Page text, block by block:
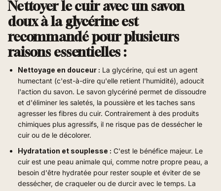
Nettoyer le cuir avec un savon
doux à la glycérine est
recommandé pour plusieurs
raisons essentielles :
Nettoyage en douceur : La glycérine, qui est un agent
humectant (c'est-à-dire qu'elle retient l'humidité), adoucit
l'action du savon. Le savon glycériné permet de dissoudre
et d'éliminer les saletés, la poussière et les taches sans
agresser les fibres du cuir. Contrairement à des produits
chimiques plus agressifs, il ne risque pas de dessécher le
cuir ou de le décolorer.
Hydratation et souplesse : C'est le bénéfice majeur. Le
cuir est une peau animale qui, comme notre propre peau, a
besoin d'être hydratée pour rester souple et éviter de se
dessécher, de craqueler ou de durcir avec le temps. La